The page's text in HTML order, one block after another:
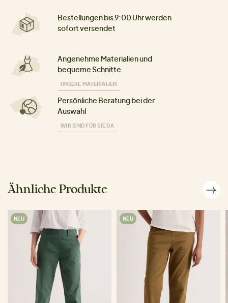
Bestellungen bis 9:00 Uhr werden
sofort versendet
Angenehme Materialien und
bequeme Schnitte
UNSERE MATERIALIEN
Persönliche Beratung bei der
Auswahl
WIR SIND FÜR SIE DA
Ähnliche Produkte
NEU NEU